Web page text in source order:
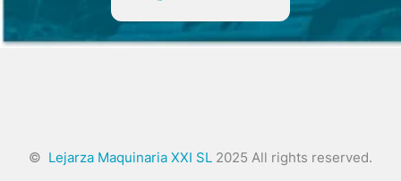
© Lejarza Maquinaria XXI SL 2025 All rights reserved.